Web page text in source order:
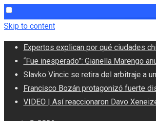
Skip to content
Expertos explican por qué ciudades
“Fue inesperado”: Gianella Marengo
Slavko Vincic se retira del arbitraje a
Francisco Bozán protagonizó fuerte
VIDEO | Así reaccionaron Davo